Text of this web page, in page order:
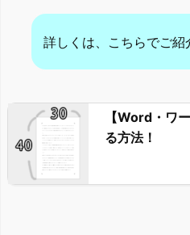
詳しくは、こちらでご紹
【Word・ワ
る方法！